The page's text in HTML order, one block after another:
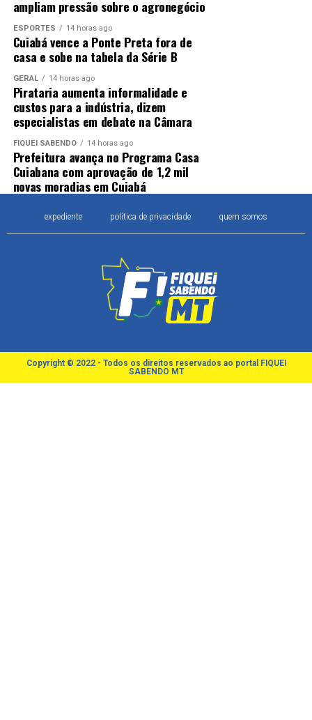
ampliam pressão sobre o agronegócio
ESPORTES 14 horas ago
Cuiabá vence a Ponte Preta fora de
casa e sobe na tabela da Série B
GERAL 14 horas ago
Pirataria aumenta informalidade e
custos para a indústria, dizem
especialistas em debate na Câmara
FIQUEI SABENDO 14 horas ago
Prefeitura avança no Programa Casa
Cuiabana com aprovação de 1,2 mil
novas moradias em Cuiabá
expediente política de privacidade quem somos
Copyright © 2022 - Todos os direitos reservados ao portal FIQUEI
SABENDO MT